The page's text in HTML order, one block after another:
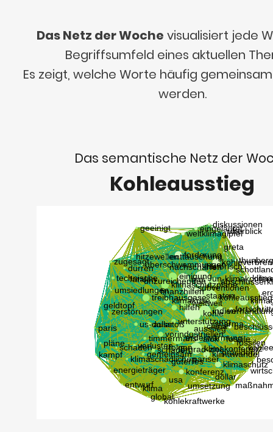
Das Netz der Woche visualisiert jede
Begriffsumfeld eines aktuellen
Es zeigt, welche Worte häufig
werden.
Das semantische Netz der
Kohleausstieg